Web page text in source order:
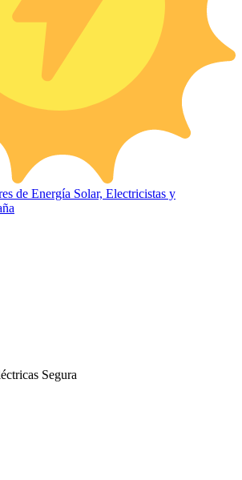
de Energía Solar, Electricistas y
Segura